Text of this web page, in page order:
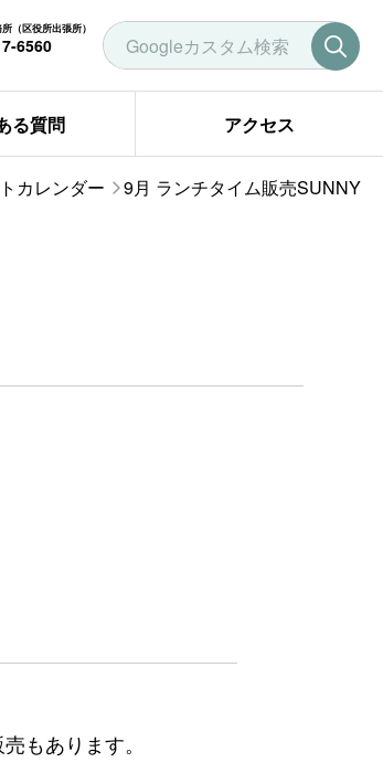
（区役所出張所）
6560
る質問 アクセス
カレンダー 9月 ランチタイム販売SUNNY
もあります。